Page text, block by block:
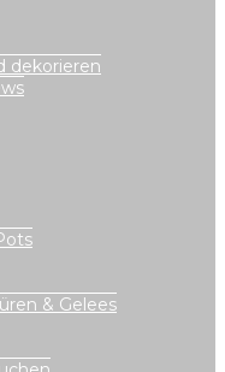
dekorieren
& Gelees